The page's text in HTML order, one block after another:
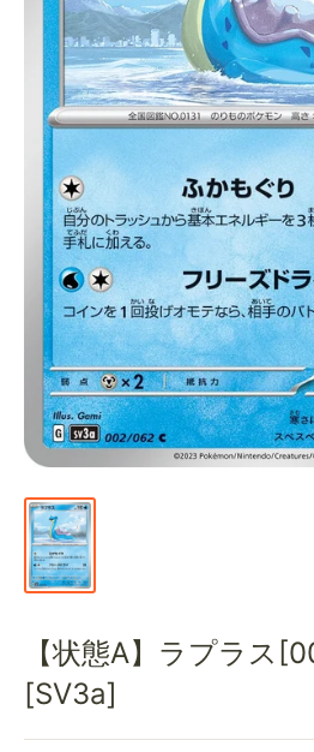
プ
ホ
ビ
ビ
通
販
部
【状態A】ラプラス
[SV3a]